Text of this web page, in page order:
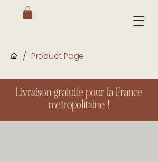
/ Product Page
Livraison gratuite pour la France
metropolitaine !